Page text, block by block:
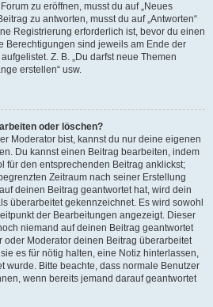
zu eröffnen, musst du auf „Neues
zu antworten, musst du auf „Antworten“
Registrierung erforderlich ist, bevor du einen
Berechtigungen sind jeweils am Ende der
Z. B. „Du darfst neue Themen
erstellen“ usw.
oder löschen?
Moderator bist, kannst du nur deine eigenen
Du kannst einen Beitrag bearbeiten, indem
für den entsprechenden Beitrag anklickst;
Zeitraum nach seiner Erstellung
deinen Beitrag geantwortet hat, wird dein
überarbeitet gekennzeichnet. Es wird sowohl
der Bearbeitungen angezeigt. Dieser
niemand auf deinen Beitrag geantwortet
oder Moderator deinen Beitrag überarbeitet
es für nötig halten, eine Notiz hinterlassen,
wurde. Bitte beachte, dass normale Benutzer
wenn bereits jemand darauf geantwortet